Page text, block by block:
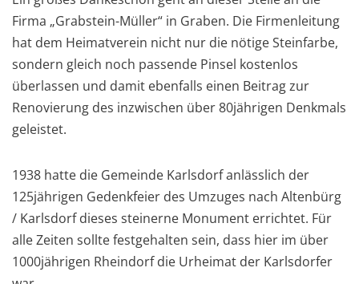
Firma „Grabstein-Müller“ in Graben. Die Firmenleitung
hat dem Heimatverein nicht nur die nötige Steinfarbe,
sondern gleich noch passende Pinsel kostenlos
überlassen und damit ebenfalls einen Beitrag zur
Renovierung des inzwischen über 80jährigen Denkmals
geleistet.
1938 hatte die Gemeinde Karlsdorf anlässlich der
125jährigen Gedenkfeier des Umzuges nach Altenbürg
/ Karlsdorf dieses steinerne Monument errichtet. Für
alle Zeiten sollte festgehalten sein, dass hier im über
1000jährigen Rheindorf die Urheimat der Karlsdorfer